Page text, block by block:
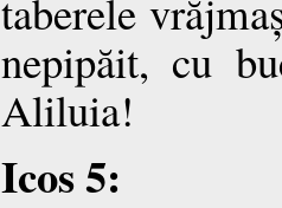
taberele
nepipăit, cu
Aliluia!
Icos 5: